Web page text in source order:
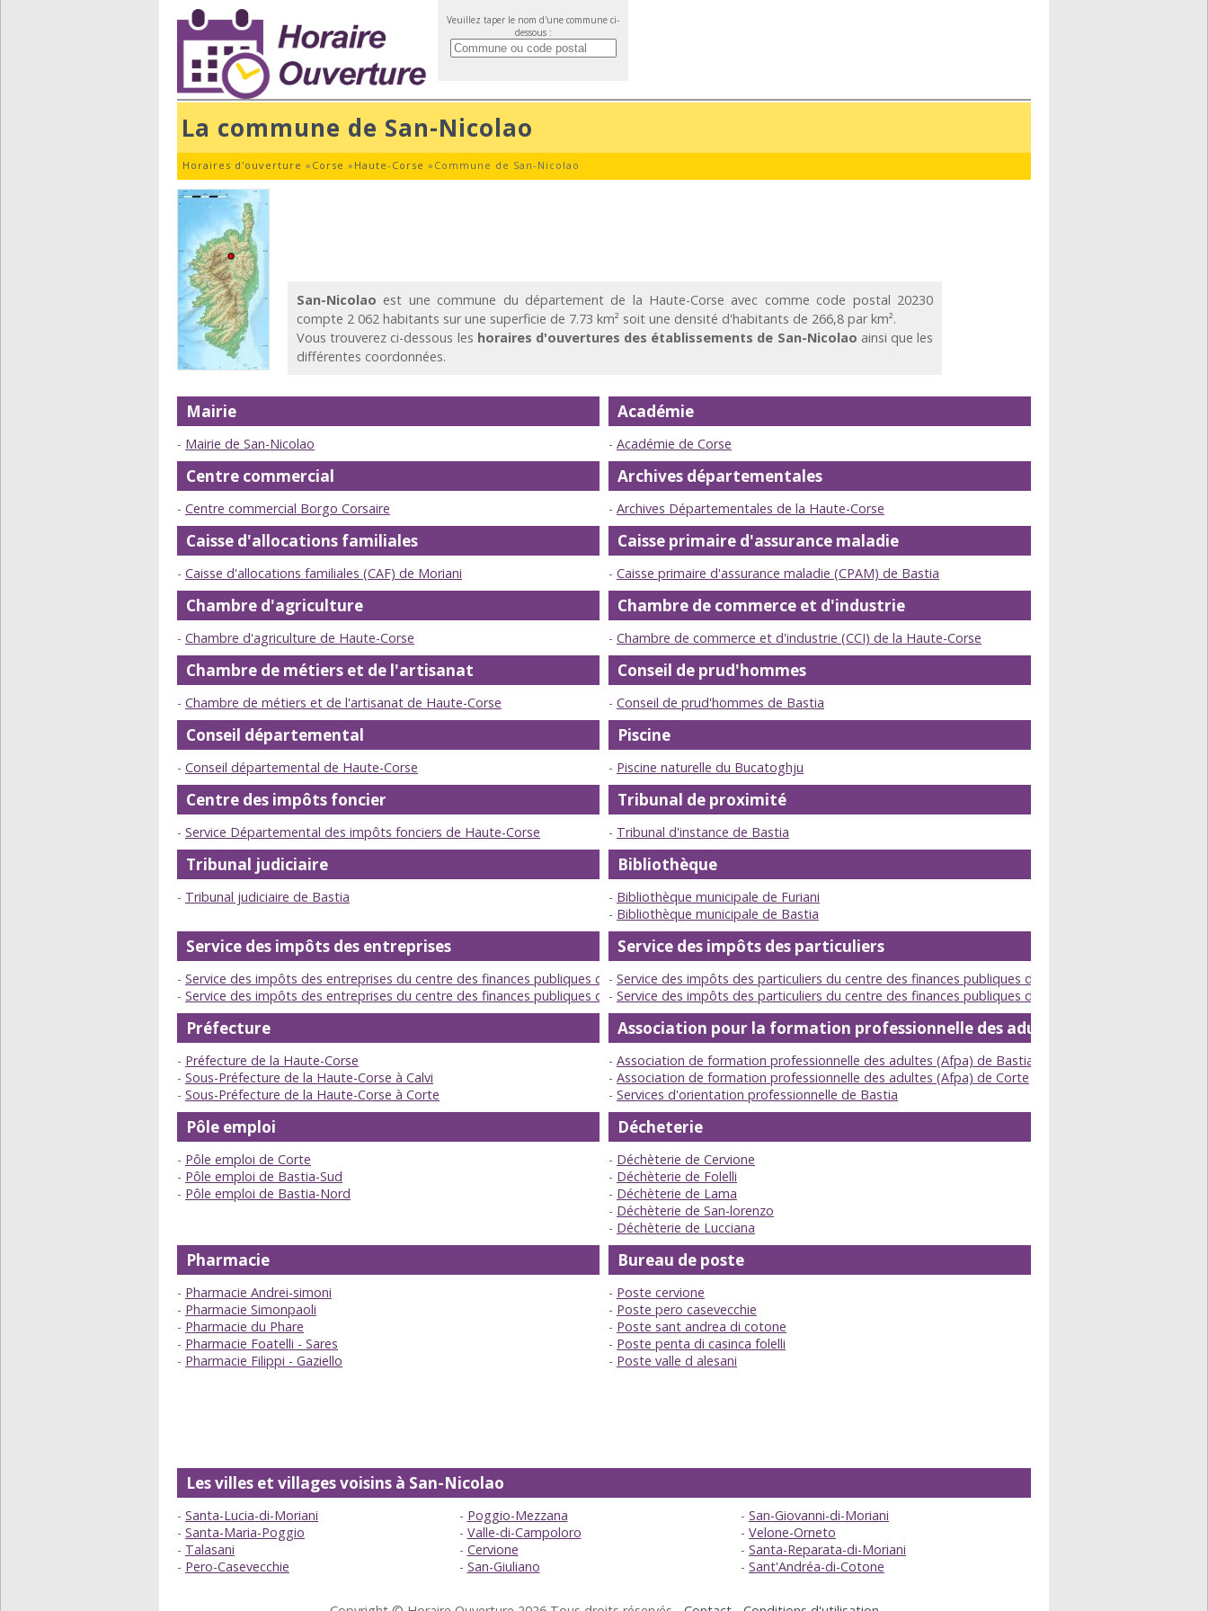
Veuillez taper le nom d'une commune ci-
dessous :
La commune de San-Nicolao
Horaires d'ouverture » Corse » Haute-Corse » Commune de San-Nicolao
San-Nicolao est une commune du département de la Haute-Corse avec comme code postal 20230
compte 2 062 habitants sur une superficie de 7.73 km² soit une densité d'habitants de 266,8 par km².
Vous trouverez ci-dessous les horaires d'ouvertures des établissements de San-Nicolao ainsi que les
différentes coordonnées.
Mairie
Mairie de San-Nicolao
Académie
Académie de Corse
Centre commercial
Centre commercial Borgo Corsaire
Archives départementales
Archives Départementales de la Haute-Corse
Caisse d'allocations familiales
Caisse d'allocations familiales (CAF) de Moriani
Caisse primaire d'assurance maladie
Caisse primaire d'assurance maladie (CPAM) de Bastia
Chambre d'agriculture
Chambre d'agriculture de Haute-Corse
Chambre de commerce et d'industrie
Chambre de commerce et d'industrie (CCI) de la Haute-Corse
Chambre de métiers et de l'artisanat
Chambre de métiers et de l'artisanat de Haute-Corse
Conseil de prud'hommes
Conseil de prud'hommes de Bastia
Conseil départemental
Conseil départemental de Haute-Corse
Piscine
Piscine naturelle du Bucatoghju
Centre des impôts foncier
Service Départemental des impôts fonciers de Haute-Corse
Tribunal de proximité
Tribunal d'instance de Bastia
Tribunal judiciaire
Tribunal judiciaire de Bastia
Bibliothèque
Bibliothèque municipale de Furiani
Bibliothèque municipale de Bastia
Service des impôts des entreprises
Service des impôts des entreprises du centre des finances publiques de Corte
Service des impôts des entreprises du centre des finances publiques de Bastia
Service des impôts des particuliers
Service des impôts des particuliers du centre des finances publiques de Corte
Service des impôts des particuliers du centre des finances publiques de Bastia
Préfecture
Préfecture de la Haute-Corse
Sous-Préfecture de la Haute-Corse à Calvi
Sous-Préfecture de la Haute-Corse à Corte
Association pour la formation professionnelle des adultes
Association de formation professionnelle des adultes (Afpa) de Bastia
Association de formation professionnelle des adultes (Afpa) de Corte
Services d'orientation professionnelle de Bastia
Pôle emploi
Pôle emploi de Corte
Pôle emploi de Bastia-Sud
Pôle emploi de Bastia-Nord
Décheterie
Déchèterie de Cervione
Déchèterie de Folelli
Déchèterie de Lama
Déchèterie de San-lorenzo
Déchèterie de Lucciana
Pharmacie
Pharmacie Andrei-simoni
Pharmacie Simonpaoli
Pharmacie du Phare
Pharmacie Foatelli - Sares
Pharmacie Filippi - Gaziello
Bureau de poste
Poste cervione
Poste pero casevecchie
Poste sant andrea di cotone
Poste penta di casinca folelli
Poste valle d alesani
Les villes et villages voisins à San-Nicolao
Santa-Lucia-di-Moriani Poggio-Mezzana
San-Giovanni-di-Moriani
Santa-Maria-Poggio
Valle-di-Campoloro
Velone-Orneto
Talasani
Cervione
Santa-Reparata-di-Moriani
Pero-Casevecchie
San-Giuliano Sant'Andréa-di-Cotone